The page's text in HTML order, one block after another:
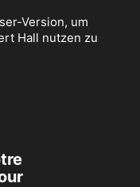
Version, um
Hall nutzen zu